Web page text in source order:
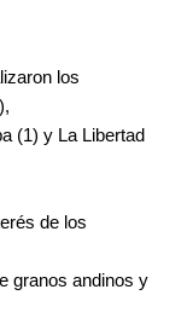
los
(1) y La Libertad
de los
granos andinos y